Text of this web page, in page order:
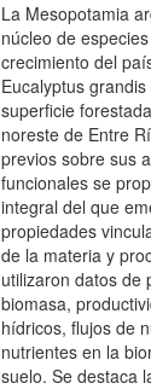
La Mesopotamia
núcleo de
crecimiento del
Eucalyptus
superficie
noreste de Entre
previos sobre sus
funcionales se
integral del que
propiedades
de la materia y
utilizaron datos de
biomasa,
hídricos, flujos de
nutrientes en la
suelo. Se destaca